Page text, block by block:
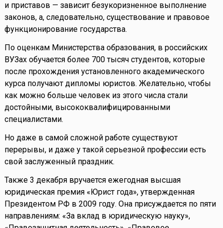
и приставов — зависит безукоризненное выполнение
законов, а, следовательно, существование и правовое
функционирование государства.
По оценкам Министерства образования, в российских
ВУЗах обучается более 700 тысяч студентов, которые
после прохождения установленного академического
курса получают дипломы юристов. Желательно, чтобы
как можно больше человек из этого числа стали
достойными, высококвалифицированными
специалистами.
Но даже в самой сложной работе существуют
перерывы, и даже у такой серьезной профессии есть
свой заслуженный праздник.
Также 3 декабря вручается ежегодная высшая
юридическая премия «Юрист года», утвержденная
Президентом РФ в 2009 году. Она присуждается по пяти
направлениям: «За вклад в юридическую науку»,